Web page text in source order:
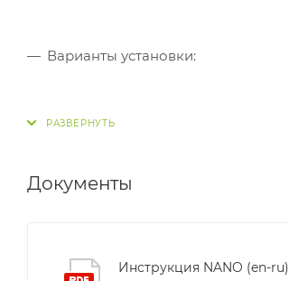
Варианты установки:
Документы
Инструкция NANO (en-ru)